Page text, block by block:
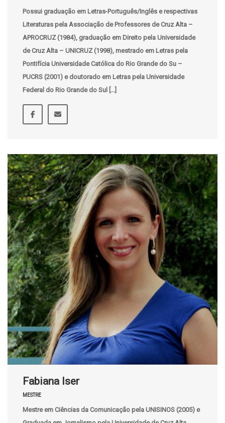
Possui graduação em Letras-Português/Inglês e respectivas
Literaturas pela Associação de Professores de Cruz Alta –
APROCRUZ (1984), graduação em Direito pela Universidade
de Cruz Alta – UNICRUZ (1998), mestrado em Letras pela
Pontifícia Universidade Católica do Rio Grande do Su –
PUCRS (2001) e doutorado em Letras pela Universidade
Federal do Rio Grande do Sul […]
Fabiana Iser
MESTRE
Mestre em Ciências da Comunicação pela UNISINOS (2005) e